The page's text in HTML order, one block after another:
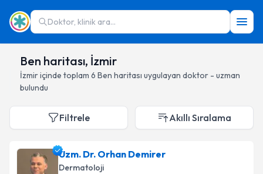
Doktor, klinik ara...
Ben haritası, İzmir
İzmiriçinde toplam 6 Ben haritası uygulayan doktor - uzman
bulundu
Filtrele Akıllı Sıralama
Uzm. Dr. Orhan Demirer
Dermatoloji